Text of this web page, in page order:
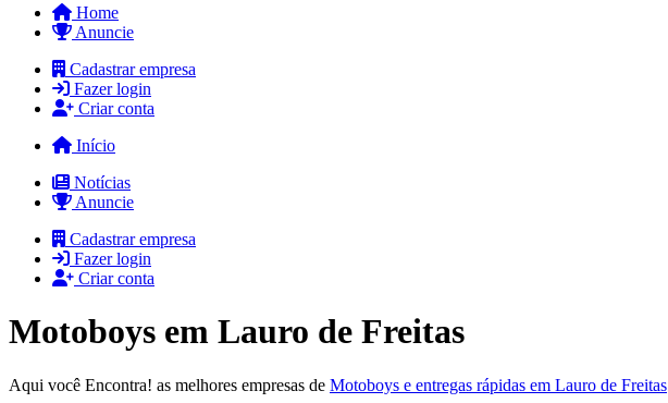
Home
Anuncie
Cadastrar empresa
Fazer login
Criar conta
Início
Notícias
Anuncie
Cadastrar empresa
Fazer login
Criar conta
Motoboys em Lauro de Freitas
Aqui você Encontra! as melhores empresas de Motoboys e entregas rápidas em Lauro de Freitas